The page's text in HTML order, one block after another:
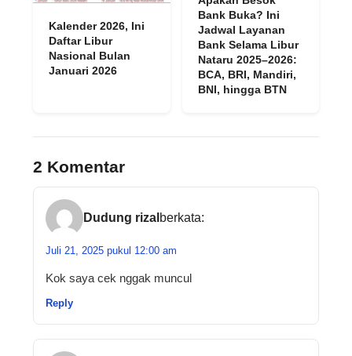
Kalender 2026, Ini
Daftar Libur
Nasional Bulan
Januari 2026
Bank Buka? Ini
Jadwal Layanan
Bank Selama Libur
Nataru 2025–2026:
BCA, BRI, Mandiri,
BNI, hingga BTN
2 Komentar
Dudung rizal berkata:
Juli 21, 2025 pukul 12:00 am
Kok saya cek nggak muncul
Reply